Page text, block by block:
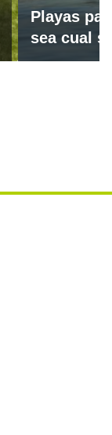
Playas
sea cual